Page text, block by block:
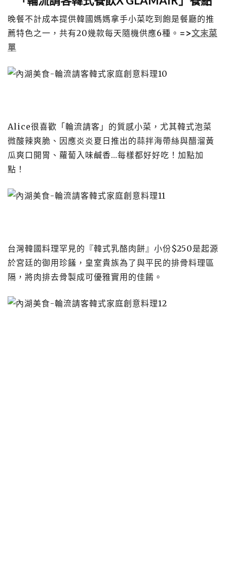
晚餐不計成本提供韓國媽媽拿手小菜吃到飽是餐廳的推
薦特色之一，共有20幾款每天隨機供應6種。 =>文末菜
單
Alice很喜歡「輪流請客」的質感小菜，尤其韓式泡菜
微酸辣爽脆、因應炎炎夏日推出的蒜拌海帶絲與醋溜黃
瓜爽口開胃、蘿蔔入味鹹香…每樣都好好吃！加點加
點！
台灣韓國料理罕見的『韓式乳酪肉餅』小份$250是起源
於宮廷的御用珍饈，皇室貴族為了與平民的排骨料理區
隔，將肉排去骨製成可優雅實用的佳餚。